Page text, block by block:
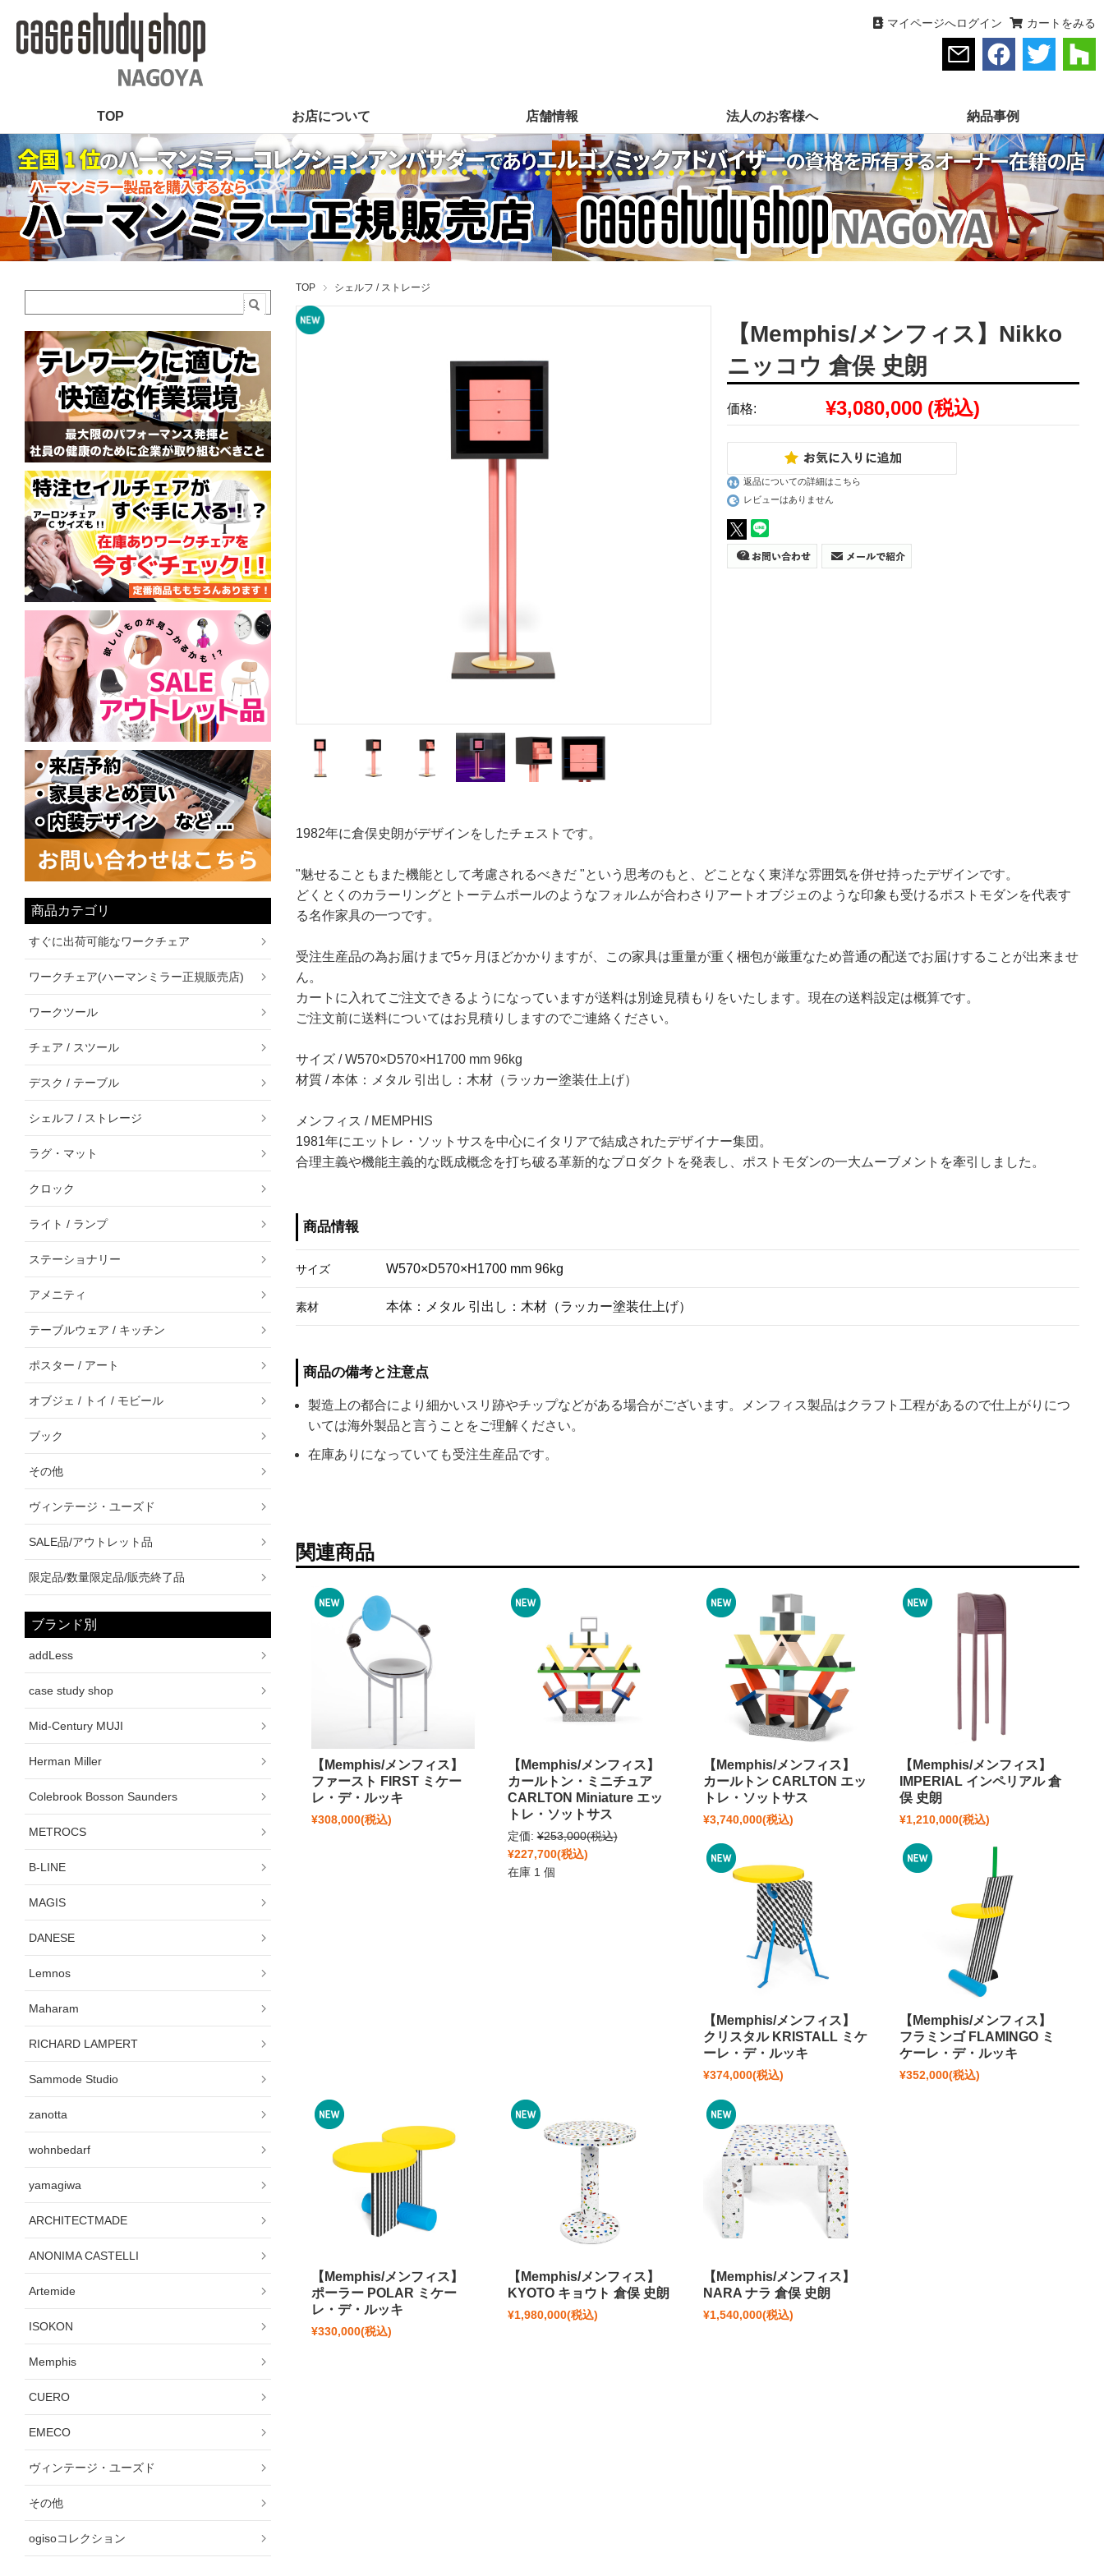
マイページへログイン カートをみる
TOP お店について 店舗情報 法人のお客様へ 納品事例
TOP シェルフ / ストレージ
【Memphis/メンフィス】Nikko
ニッコウ 倉俣 史朗
価格: ¥3,080,000 (税込)
返品についての詳細はこちら
レビューはありません
1982年に倉俣史朗がデザインをしたチェストです。
"魅せることもまた機能として考慮されるべきだ "という思考のもと、どことなく東洋な雰囲気を併せ持ったデザインです。
どくとくのカラーリングとトーテムポールのようなフォルムが合わさりアートオブジェのような印象も受けるポストモダンを代表す
る名作家具の一つです。
受注生産品の為お届けまで5ヶ月ほどかかりますが、この家具は重量が重く梱包が厳重なため普通の配送でお届けすることが出来ませ
ん。
カートに入れてご注文できるようになっていますが送料は別途見積もりをいたします。現在の送料設定は概算です。
ご注文前に送料についてはお見積りしますのでご連絡ください。
サイズ / W570×D570×H1700 mm 96kg
材質 / 本体：メタル 引出し：木材（ラッカー塗装仕上げ）
メンフィス / MEMPHIS
1981年にエットレ・ソットサスを中心にイタリアで結成されたデザイナー集団。
合理主義や機能主義的な既成概念を打ち破る革新的なプロダクトを発表し、ポストモダンの一大ムーブメントを牽引しました。
商品情報
サイズ W570×D570×H1700 mm 96kg
素材 本体：メタル 引出し：木材（ラッカー塗装仕上げ）
商品の備考と注意点
製造上の都合により細かいスリ跡やチップなどがある場合がございます。メンフィス製品はクラフト工程があるので仕上がりにつ
いては海外製品と言うことをご理解ください。
在庫ありになっていても受注生産品です。
関連商品
【Memphis/メンフィス】
ファースト FIRST ミケー
レ・デ・ルッキ
¥308,000(税込)
【Memphis/メンフィス】
カールトン・ミニチュア
CARLTON Miniature エッ
トレ・ソットサス
定価: ¥253,000(税込)
¥227,700(税込)
在庫 1 個
【Memphis/メンフィス】
カールトン CARLTON エッ
トレ・ソットサス
¥3,740,000(税込)
【Memphis/メンフィス】
IMPERIAL インペリアル 倉
俣 史朗
¥1,210,000(税込)
【Memphis/メンフィス】
クリスタル KRISTALL ミケ
ーレ・デ・ルッキ
¥374,000(税込)
【Memphis/メンフィス】
フラミンゴ FLAMINGO ミ
ケーレ・デ・ルッキ
¥352,000(税込)
【Memphis/メンフィス】
ポーラー POLAR ミケー
レ・デ・ルッキ
¥330,000(税込)
【Memphis/メンフィス】
KYOTO キョウト 倉俣 史朗
¥1,980,000(税込)
【Memphis/メンフィス】
NARA ナラ 倉俣 史朗
¥1,540,000(税込)
商品カテゴリ
すぐに出荷可能なワークチェア
ワークチェア(ハーマンミラー正規販売店)
ワークツール
チェア / スツール
デスク / テーブル
シェルフ / ストレージ
ラグ・マット
クロック
ライト / ランプ
ステーショナリー
アメニティ
テーブルウェア / キッチン
ポスター / アート
オブジェ / トイ / モビール
ブック
その他
ヴィンテージ・ユーズド
SALE品/アウトレット品
限定品/数量限定品/販売終了品
ブランド別
addLess
case study shop
Mid-Century MUJI
Herman Miller
Colebrook Bosson Saunders
METROCS
B-LINE
MAGIS
DANESE
Lemnos
Maharam
RICHARD LAMPERT
Sammode Studio
zanotta
wohnbedarf
yamagiwa
ARCHITECTMADE
ANONIMA CASTELLI
Artemide
ISOKON
Memphis
CUERO
EMECO
ヴィンテージ・ユーズド
その他
ogisoコレクション